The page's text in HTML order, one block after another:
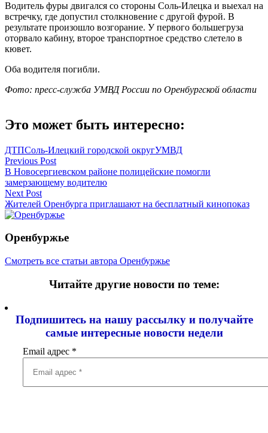
Водитель фуры двигался со стороны Соль-Илецка и выехал на
встречку, где допустил столкновение с другой фурой. В
результате произошло возгорание. У первого большегруза
оторвало кабину, второе транспортное средство слетело в
кювет.
Оба водителя погибли.
Фото: пресс-служба УМВД России по Оренбургской области
Это может быть интересно:
ДТПСоль-Илецкий городской округУМВД
Навигация
по
записям
Previous Post
В Новосергиевском районе полицейские помогли
замерзающему водителю
Next Post
Жителей Оренбурга приглашают на бесплатный кинопоказ
Оренбуржье
Смотреть все статьи автора Оренбуржье
Читайте другие новости по теме:
Подпишитесь на нашу рассылку и получайте
самые интересные новости недели
Email адрес *